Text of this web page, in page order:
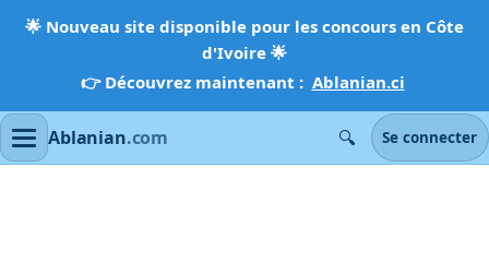
🌟 Nouveau site disponible pour les concours en Côte
d'Ivoire 🌟
👉 Découvrez maintenant : Ablanian.ci
Ablanian.com 🔍 Se connecter